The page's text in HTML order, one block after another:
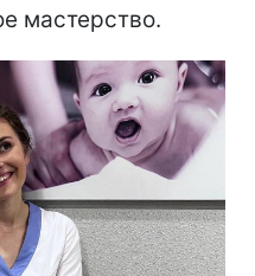
мастерство.